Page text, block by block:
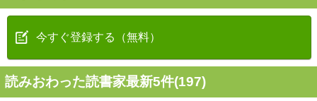
今すぐ登録する（無料）
読みおわった読書家最新5件(197)